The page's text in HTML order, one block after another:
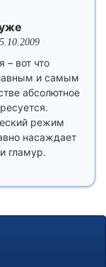
– вот что
и самым
абсолютное
режим
насаждает
гламур.